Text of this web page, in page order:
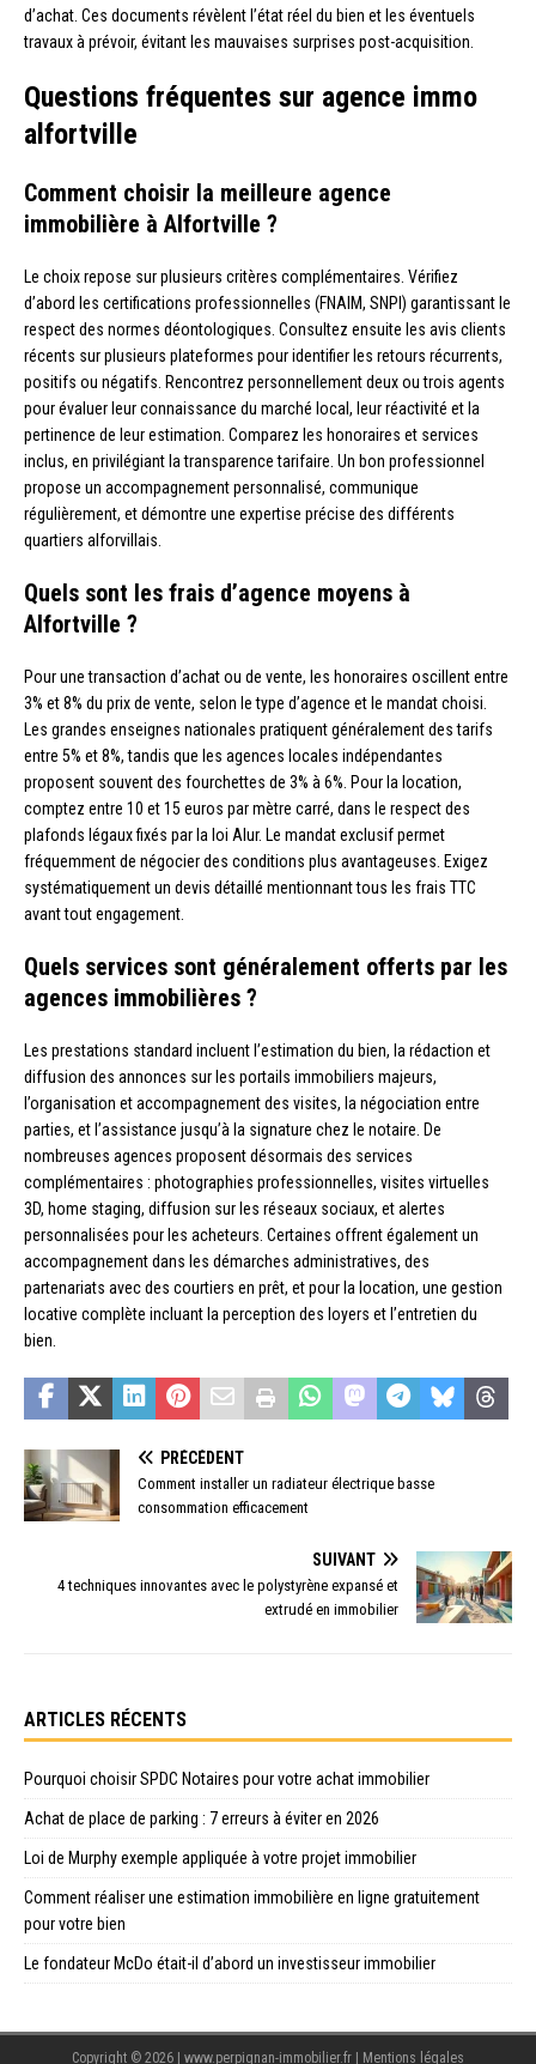
d’achat. Ces documents révèlent l’état réel du bien et les éventuels
travaux à prévoir, évitant les mauvaises surprises post-acquisition.
Questions fréquentes sur agence immo
alfortville
Comment choisir la meilleure agence
immobilière à Alfortville ?
Le choix repose sur plusieurs critères complémentaires. Vérifiez
d’abord les certifications professionnelles (FNAIM, SNPI) garantissant le
respect des normes déontologiques. Consultez ensuite les avis clients
récents sur plusieurs plateformes pour identifier les retours récurrents,
positifs ou négatifs. Rencontrez personnellement deux ou trois agents
pour évaluer leur connaissance du marché local, leur réactivité et la
pertinence de leur estimation. Comparez les honoraires et services
inclus, en privilégiant la transparence tarifaire. Un bon professionnel
propose un accompagnement personnalisé, communique
régulièrement, et démontre une expertise précise des différents
quartiers alforvillais.
Quels sont les frais d’agence moyens à
Alfortville ?
Pour une transaction d’achat ou de vente, les honoraires oscillent entre
3% et 8% du prix de vente, selon le type d’agence et le mandat choisi.
Les grandes enseignes nationales pratiquent généralement des tarifs
entre 5% et 8%, tandis que les agences locales indépendantes
proposent souvent des fourchettes de 3% à 6%. Pour la location,
comptez entre 10 et 15 euros par mètre carré, dans le respect des
plafonds légaux fixés par la loi Alur. Le mandat exclusif permet
fréquemment de négocier des conditions plus avantageuses. Exigez
systématiquement un devis détaillé mentionnant tous les frais TTC
avant tout engagement.
Quels services sont généralement offerts par les
agences immobilières ?
Les prestations standard incluent l’estimation du bien, la rédaction et
diffusion des annonces sur les portails immobiliers majeurs,
l’organisation et accompagnement des visites, la négociation entre
parties, et l’assistance jusqu’à la signature chez le notaire. De
nombreuses agences proposent désormais des services
complémentaires : photographies professionnelles, visites virtuelles
3D, home staging, diffusion sur les réseaux sociaux, et alertes
personnalisées pour les acheteurs. Certaines offrent également un
accompagnement dans les démarches administratives, des
partenariats avec des courtiers en prêt, et pour la location, une gestion
locative complète incluant la perception des loyers et l’entretien du
bien.
PRÉCÉDENT
Comment installer un radiateur électrique basse
consommation efficacement
SUIVANT
4 techniques innovantes avec le polystyrène expansé et
extrudé en immobilier
ARTICLES RÉCENTS
Pourquoi choisir SPDC Notaires pour votre achat immobilier
Achat de place de parking : 7 erreurs à éviter en 2026
Loi de Murphy exemple appliquée à votre projet immobilier
Comment réaliser une estimation immobilière en ligne gratuitement
pour votre bien
Le fondateur McDo était-il d’abord un investisseur immobilier
Copyright © 2026 | www.perpignan-immobilier.fr | Mentions légales